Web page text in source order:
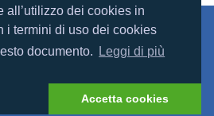
all’utilizzo dei cookies in
i termini di uso dei cookies
documento.
Leggi di più
Accetta cookies